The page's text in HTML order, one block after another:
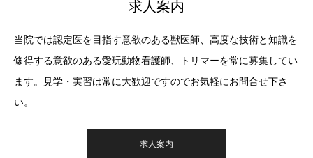
求人案内
当院では認定医を目指す意欲のある獣医師、高度な技術と知識を
修得する意欲のある愛玩動物看護師、トリマーを常に募集してい
ます。見学・実習は常に大歓迎ですのでお気軽にお問合せ下さ
い。
求人案内